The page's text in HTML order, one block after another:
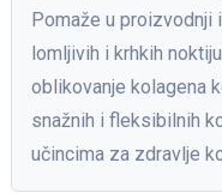
Pomaže u proizvodnji
lomljivih i krhkih
oblikovanje kolagena
snažnih i fleksibilnih
učincima za zdravlje